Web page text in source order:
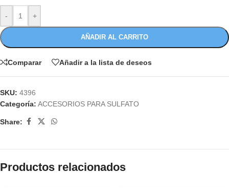
- +
AÑADIR AL CARRITO
Comparar Añadir a la lista de deseos
SKU: 4396
Categoría: ACCESORIOS PARA SULFATO
Share:
Productos relacionados